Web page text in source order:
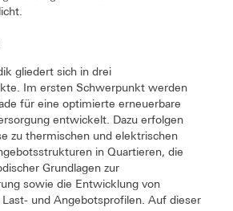
gliedert sich in drei
Im ersten Schwerpunkt werden
für eine optimierte erneuerbare
entwickelt. Dazu erfolgen
zu thermischen und elektrischen
in Quartieren, die
Grundlagen zur
sowie die Entwicklung von
und Angebotsprofilen. Auf dieser